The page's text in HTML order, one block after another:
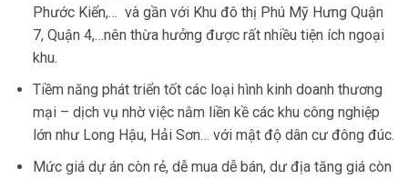
Phước Kiển,… và gần với Khu đô thị Phú Mỹ Hưng Quận
7, Quận 4,…nên thừa hưởng được rất nhiều tiện ích ngoại
khu.
Tiềm năng phát triển tốt các loại hình kinh doanh thương
mại – dịch vụ nhờ việc nằm liền kề các khu công nghiệp
lớn như Long Hậu, Hải Sơn… với mật độ dân cư đông đúc.
Mức giá dự án còn rẻ, dễ mua dễ bán, dư địa tăng giá còn